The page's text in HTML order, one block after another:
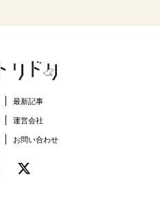
最新記事
運営会社
お問い合わせ